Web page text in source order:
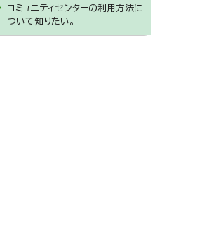
コミュニティセンターの利用方法に
ついて知りたい。